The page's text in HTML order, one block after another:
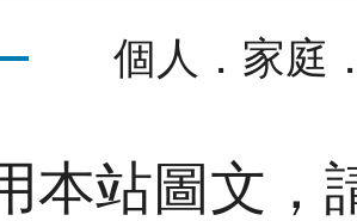
個人．家庭
本站圖文，